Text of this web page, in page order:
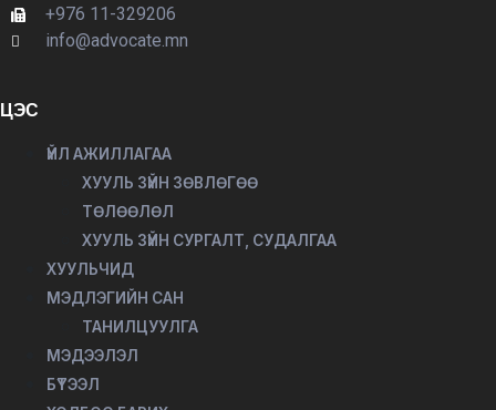
+976 11-329206
info@advocate.mn
ЦЭС
ҮЙЛ АЖИЛЛАГАА
ХУУЛЬ ЗҮЙН ЗӨВЛӨГӨӨ
ТӨЛӨӨЛӨЛ
ХУУЛЬ ЗҮЙН СУРГАЛТ, СУДАЛГАА
ХУУЛЬЧИД
МЭДЛЭГИЙН САН
ТАНИЛЦУУЛГА
МЭДЭЭЛЭЛ
БҮТЭЭЛ